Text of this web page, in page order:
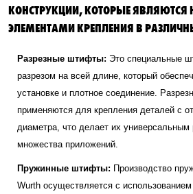
КОНСТРУКЦИИ, КОТОРЫЕ
ЭЛЕМЕНТАМИ КРЕПЛЕНИЯ В
Разрезные штифты: Это специальные
разрезом на всей длине, который
установке и плотное соединение.
применяются для крепления деталей с
диаметра, что делает их
множества приложений.
Пружинные штифты: Производство
Wurth осуществляется с